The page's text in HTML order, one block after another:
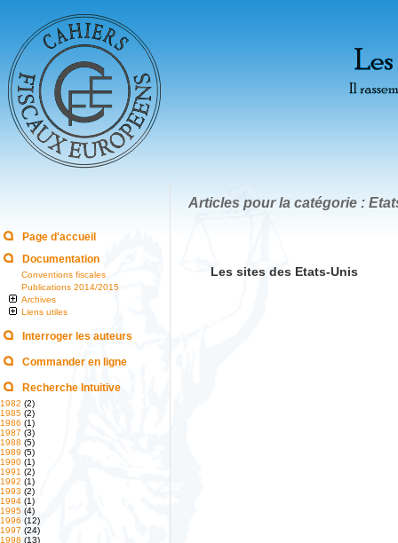
Page d'accueil
Documentation
Conventions fiscales
Publications 2014/2015
Archives
Liens utiles
Interroger les auteurs
Commander en ligne
Recherche Intuitive
1982 (2)
1985 (2)
1986 (1)
1987 (3)
1988 (5)
1989 (5)
1990 (1)
1991 (2)
1992 (1)
1993 (2)
1994 (1)
1995 (4)
1996 (12)
1997 (24)
1998 (13)
Articles pour la catégorie :
Les sites des Etats-Unis